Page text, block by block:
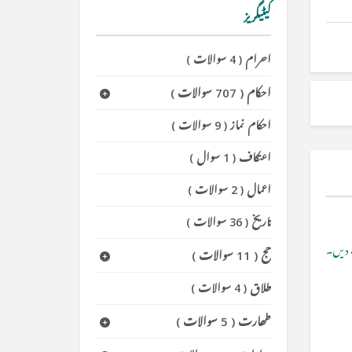
دیں۔
کیٹیگریز
احرام(4 سوالات )
احکام( 707 سوالات )
احکام نماز(9 سوالات )
اعتکاف( 1 سوال )
اعمال(2 سوالات )
تاریخ(36 سوالات )
حج( 11 سوالات )
طلاق(4 سوالات )
طھارت( 5 سوالات )